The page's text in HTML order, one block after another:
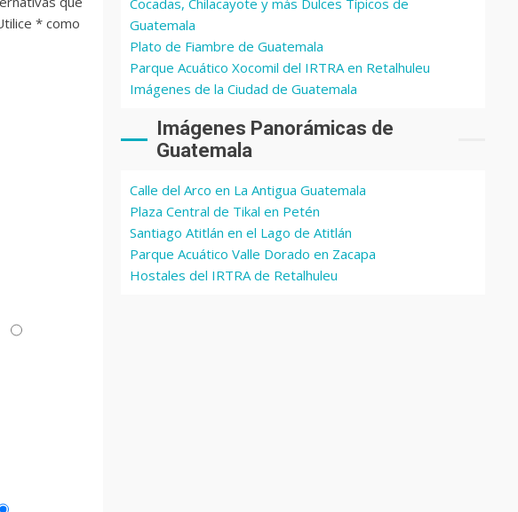
* como
Cocadas, Chilacayote y más Dulces Típicos de
Guatemala
Plato de Fiambre de Guatemala
Parque Acuático Xocomil del IRTRA en Retalhuleu
Imágenes de la Ciudad de Guatemala
Imágenes Panorámicas de
Guatemala
Calle del Arco en La Antigua Guatemala
Plaza Central de Tikal en Petén
Santiago Atitlán en el Lago de Atitlán
Parque Acuático Valle Dorado en Zacapa
Hostales del IRTRA de Retalhuleu